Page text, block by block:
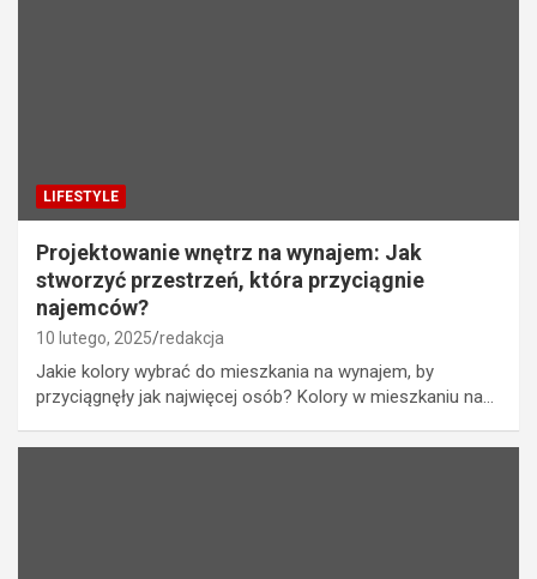
LIFESTYLE
Projektowanie wnętrz na wynajem: Jak
stworzyć przestrzeń, która przyciągnie
najemców?
10 lutego, 2025 redakcja
Jakie kolory wybrać do mieszkania na wynajem, by
przyciągnęły jak najwięcej osób? Kolory w mieszkaniu na…